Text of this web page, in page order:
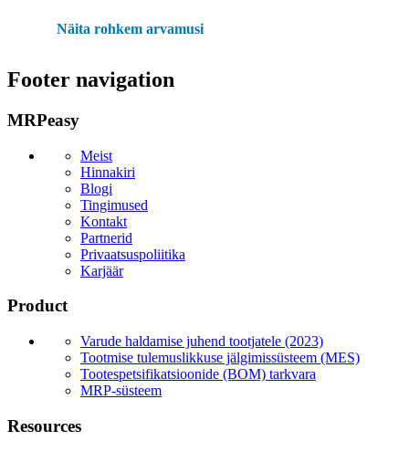
Näita rohkem arvamusi
Footer navigation
MRPeasy
Meist
Hinnakiri
Blogi
Tingimused
Kontakt
Partnerid
Privaatsuspoliitika
Karjäär
Product
Varude haldamise juhend tootjatele (2023)
Tootmise tulemuslikkuse jälgimissüsteem (MES)
Tootespetsifikatsioonide (BOM) tarkvara
MRP-süsteem
Resources